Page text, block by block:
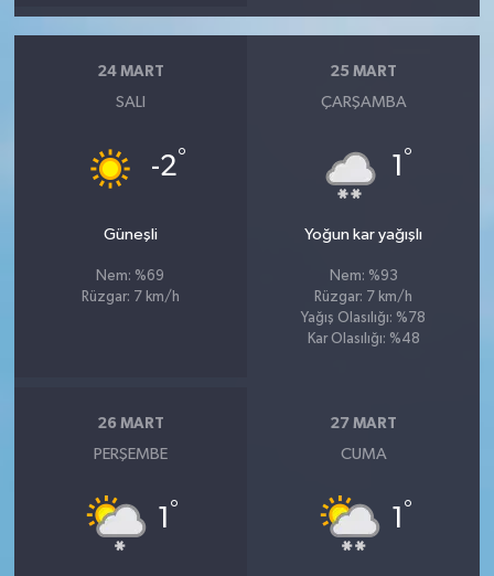
24 MART
SALI
-2°
Güneşli
Nem: %69
Rüzgar: 7 km/h
25 MART
ÇARŞAMBA
1 °
Yoğun kar yağışlı
Nem: %93
Rüzgar: 7 km/h
Yağış Olasılığı: %78
Kar Olasılığı: %48
26 MART
PERŞEMBE
1 °
27 MART
CUMA
1 °